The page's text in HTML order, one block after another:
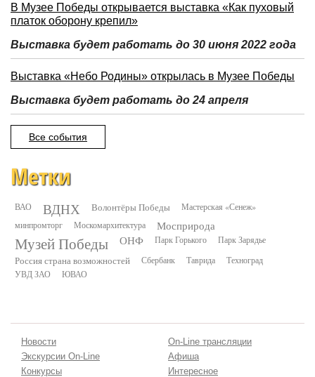
В Музее Победы открывается выставка «Как пуховый
платок оборону крепил»
Выставка будет работать до 30 июня 2022 года
Выставка «Небо Родины» открылась в Музее Победы
Выставка будет работать до 24 апреля
Все события
Метки
ВАО ВДНХ Волонтёры Победы
Мастерская «Сенеж»
минпромторг
Москомархитектура Мосприрода
Музей Победы ОНФ Парк Горького Парк Зарядье
Россия страна возможностей Сбербанк Таврида
Техноград
УВД ЗАО
ЮВАО
Новости
On-Line трансляции
Экскурсии On-Line
Афиша
Конкурсы
Интересное